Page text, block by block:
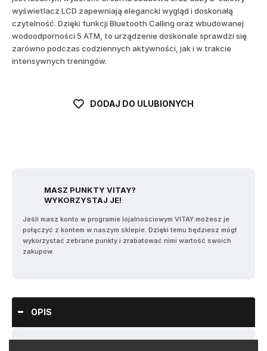
wyświetlacz LCD zapewniają elegancki wygląd i doskonałą
czytelność. Dzięki funkcji Bluetooth Calling oraz wbudowanej
wodoodporności 5 ATM, to urządzenie doskonale sprawdzi się
zarówno podczas codziennych aktywności, jak i w trakcie
intensywnych treningów.
DODAJ DO ULUBIONYCH
MASZ PUNKTY VITAY?
WYKORZYSTAJ JE!
Jeśli masz konto w programie lojalnościowym VITAY możesz je
połączyć z kontem w naszym sklepie. Dzięki temu będziesz mógł
wykorzystać zebrane punkty i zrabatować nimi wartość swoich
zakupów.
OPIS